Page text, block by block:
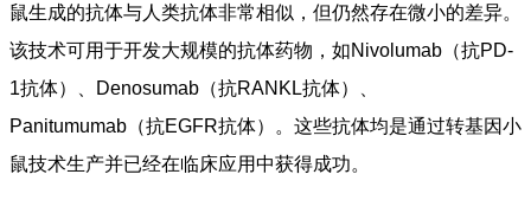
鼠生成的抗体与人类抗体非常相似，但仍然存在微小的差异。
该技术可用于开发大规模的抗体药物，如Nivolumab（抗PD-
1抗体）、Denosumab（抗RANKL抗体）、
Panitumumab（抗EGFR抗体）。这些抗体均是通过转基因小
鼠技术生产并已经在临床应用中获得成功。